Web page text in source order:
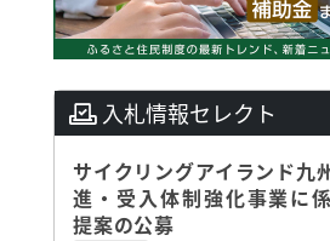
入札情報セレクト
サイクリングアイランド九
進・受入体制強化事業に
提案の公募